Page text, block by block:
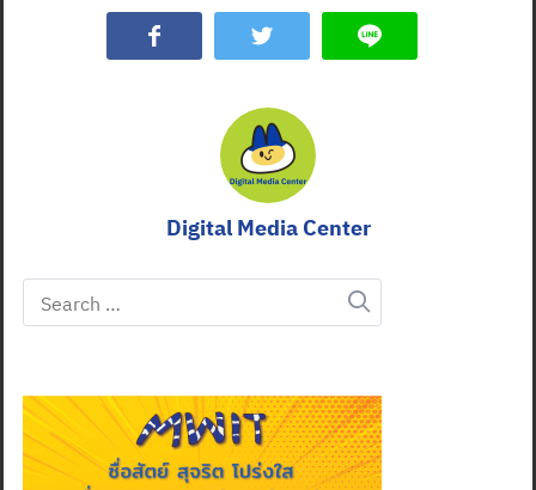
Digital Media Center
Search
for: